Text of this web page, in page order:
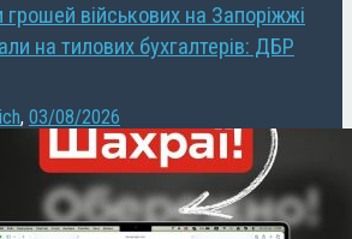
грошей військових на Запоріжжі
на тилових бухгалтерів: ДБР
, 03/08/2026